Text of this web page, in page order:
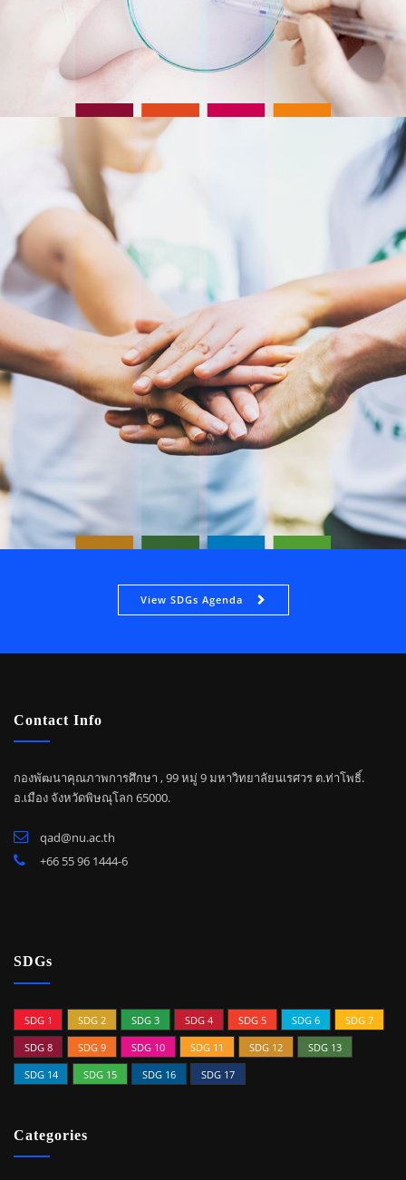
View SDGs Agenda
Contact Info
กองพัฒนาคุณภาพการศึกษา , 99 หมู่ 9 มหาวิทยาลัยนเรศวร ต.ท่าโพธิ์.
อ.เมือง จังหวัดพิษณุโลก 65000.
qad@nu.ac.th
+66 55 96 1444-6
SDGs
SDG 1 SDG 2 SDG 3 SDG 4 SDG 5 SDG 6
SDG 7
SDG 8
SDG 9 SDG 10 SDG 11 SDG 12
SDG 13
SDG 14
SDG 15 SDG 16 SDG 17
Categories